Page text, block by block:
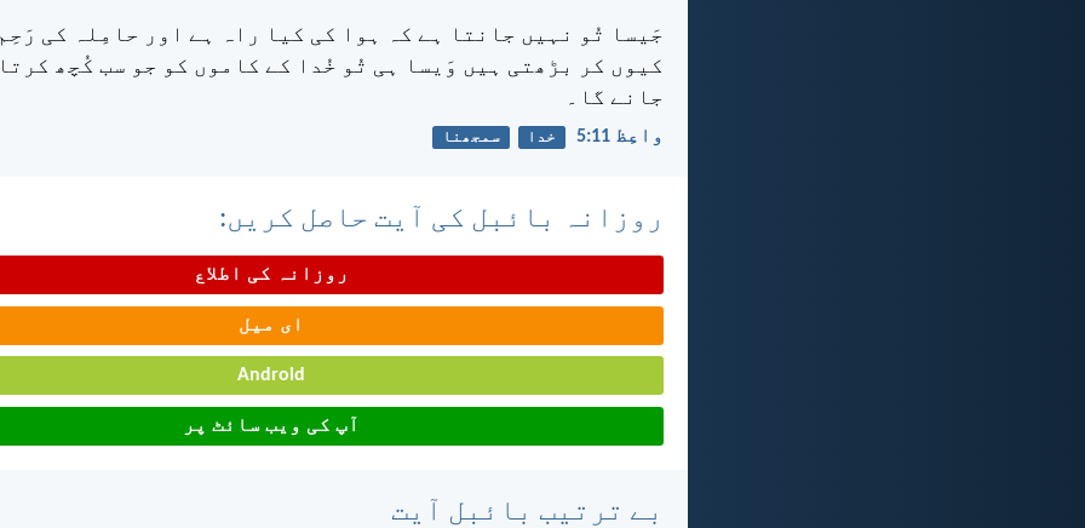
جَیسا تُو نہیں جانتا ہے کہ ہوا کی کیا راہ ہے اور حامِلہ کی
کیوں کر بڑھتی ہیں وَیسا ہی تُو خُدا کے کاموں کو جو سب کُچھ
جانے گا۔
واعِظ 11:‏5 خدا سمجھنا
روزانہ بائبل کی آیت حاصل کریں:
روزانہ کی اطلاع
ای میل
Android
آپ کی ویب سائٹ پر
بے ترتیب بائبل آیت